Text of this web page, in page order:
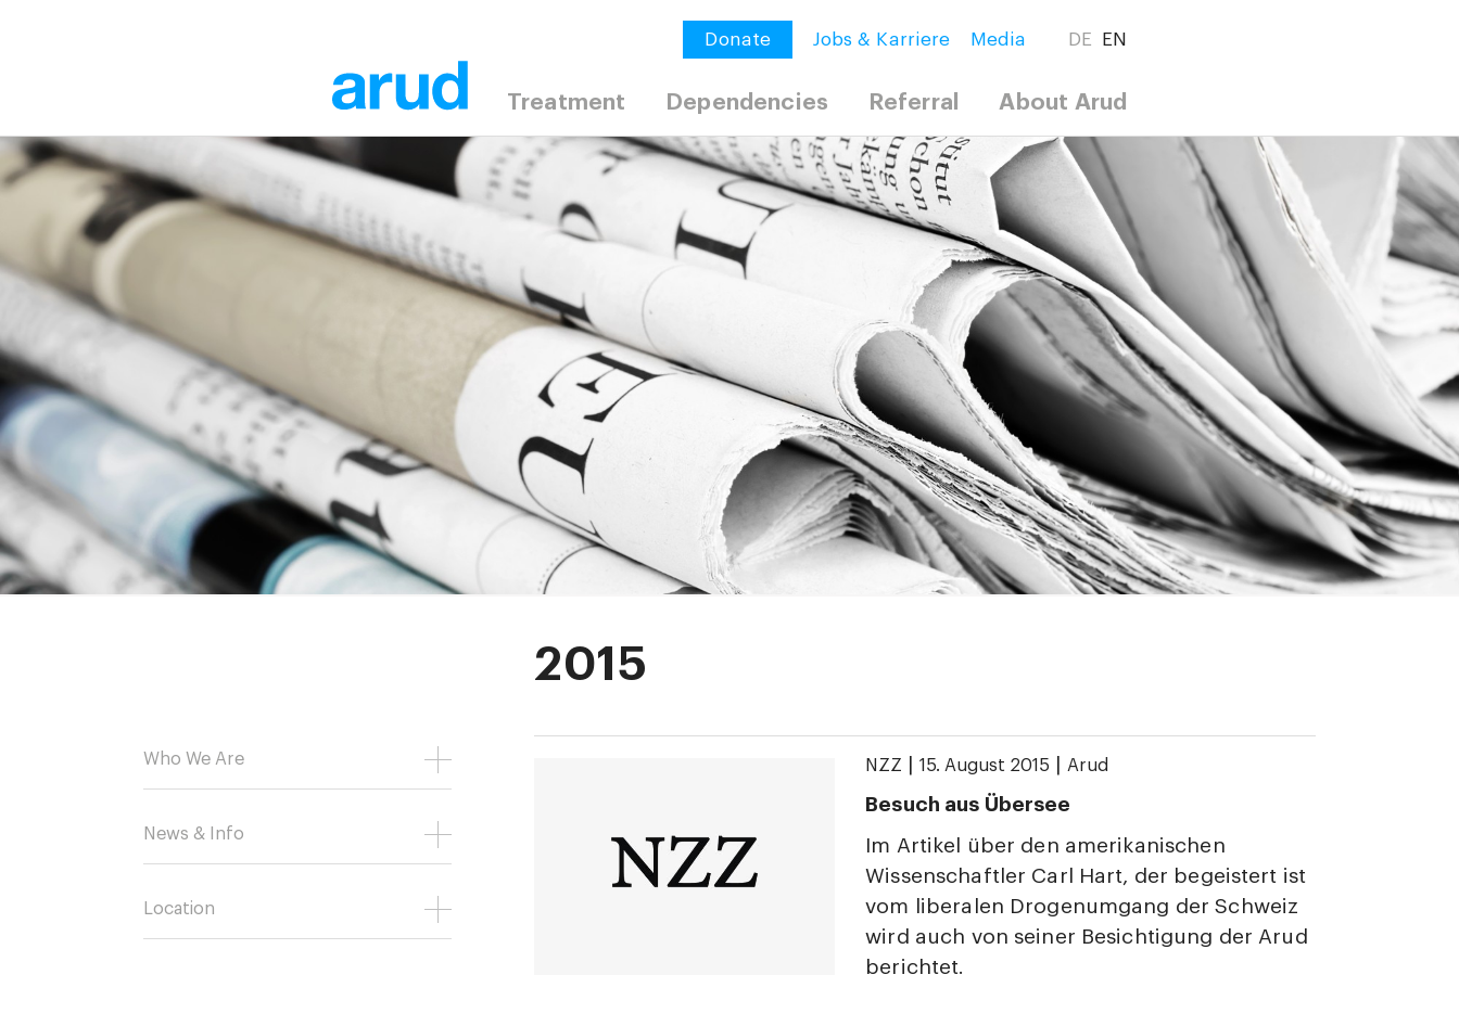
Donate Jobs & Karriere Media DE EN
Treatment Dependencies Referral About Arud
2015
Who We Are
News & Info
Location
NZZ 15. August 2015 Arud
Besuch aus Übersee
Im Artikel über den amerikanischen
Wissenschaftler Carl Hart, der begeistert ist
vom liberalen Drogenumgang der Schweiz
wird auch von seiner Besichtigung der Arud
berichtet.